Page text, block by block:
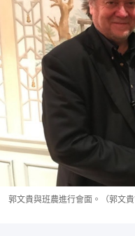
郭文貴與班農進行會面。（郭文貴